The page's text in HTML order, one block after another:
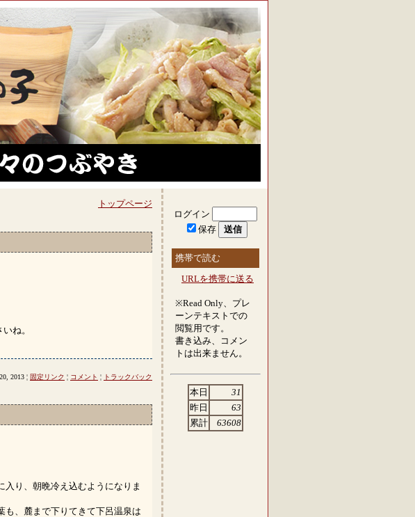
トップページ
ね。
2013 ¦ 固定リンク ¦ コメント ¦ トラックバック
入り、朝晩冷え込むようになりま
も、麓まで下りてきて下呂温泉は
ログイン
保存
携帯で読む
URLを携帯に送る
※Read Only、プレ
ーンテキストでの
閲覧用です。
書き込み、コメン
トは出来ません。
本日
31
昨日
63
累計
63608